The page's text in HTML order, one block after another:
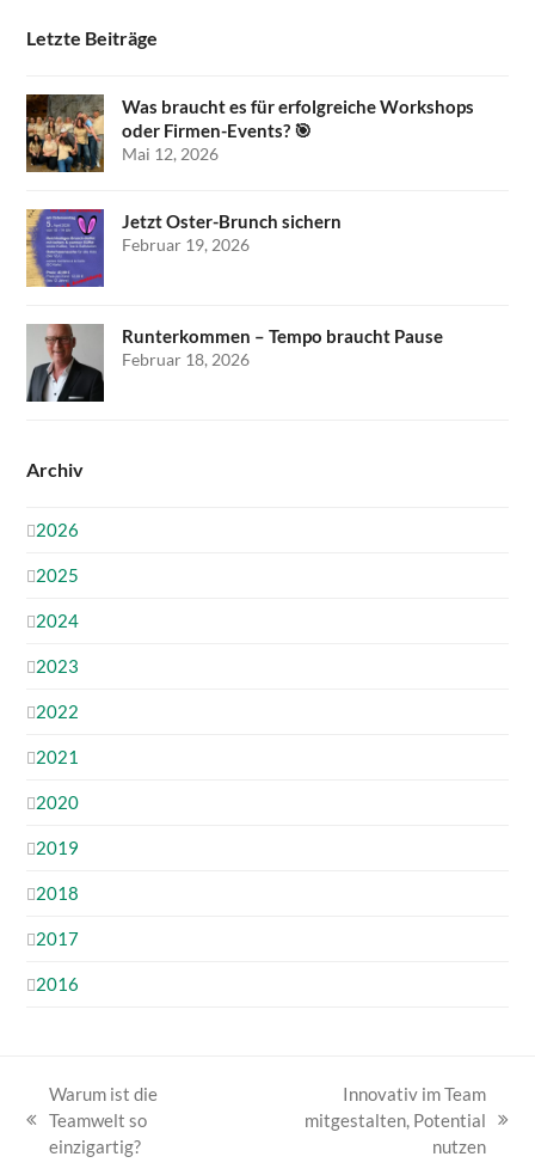
Letzte Beiträge
Was braucht es für erfolgreiche Workshops
oder Firmen-Events? 🎯
Mai 12, 2026
Jetzt Oster-Brunch sichern
Februar 19, 2026
Runterkommen – Tempo braucht Pause
Februar 18, 2026
Archiv
2026
2025
2024
2023
2022
2021
2020
2019
2018
2017
2016
vorheriger
Beitrag:
Warum ist die
Teamwelt so
einzigartig?
Nächster
Innovativ im Team
mitgestalten, Potential
nutzen